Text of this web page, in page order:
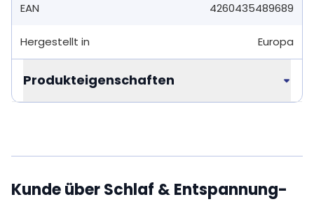
EAN 4260435489689
Hergestellt in Europa
Produkteigenschaften
Kunde über Schlaf & Entspannung-